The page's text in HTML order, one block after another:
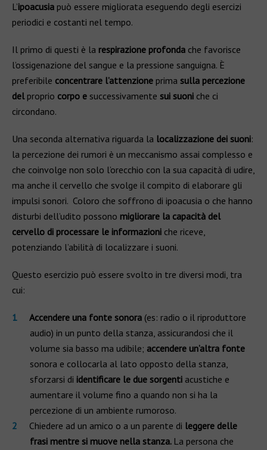
L’ipoacusia può essere migliorata eseguendo degli esercizi
periodici e costanti nel tempo.
Il primo di questi è la respirazione profonda che favorisce
l’ossigenazione del sangue e la pressione sanguigna. È
preferibile concentrare l’attenzione prima sulla percezione
delproprio corpo e successivamente sui suoni che ci
circondano.
Una seconda alternativa riguarda la localizzazione dei suoni:
la percezione dei rumori è un meccanismo assai complesso e
che coinvolge non solo l’orecchio con la sua capacità di udire,
ma anche il cervello che svolge il compito di elaborare gli
impulsi sonori. Coloro che soffrono di ipoacusia o che hanno
disturbi dell’udito possono migliorare la capacità del
cervello di processare le informazioni che riceve,
potenziando l’abilità di localizzare i suoni.
Questo esercizio può essere svolto in tre diversi modi, tra
cui:
Accendere una fonte sonora (es: radio o il riproduttore
audio) in un punto della stanza, assicurandosi che il
volume sia basso ma udibile; accendere un’altra fonte
sonora e collocarla al lato opposto della stanza,
sforzarsi di identificare le due sorgenti acustiche e
aumentare il volume fino a quando non si ha la
percezione di un ambiente rumoroso.
Chiedere ad un amico o a un parente di leggere delle
frasi mentre si muove nella stanza. La persona che